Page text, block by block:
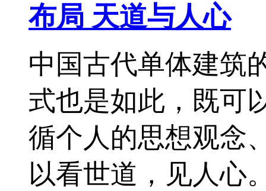
布局 天道与人心
中国古代单体建筑
式也是如此，既可
循个人的思想观念
以看世道，见人心